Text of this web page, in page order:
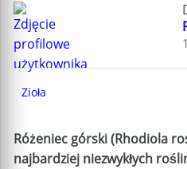
Zioła
Różeniec górski (Rhodiola
najbardziej niezwykłych